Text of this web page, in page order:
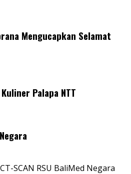
Mengucapkan Selamat
Palapa NTT
SCAN RSU BaliMed Negara